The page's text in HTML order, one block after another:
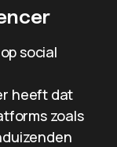
social
heeft dat
zoals